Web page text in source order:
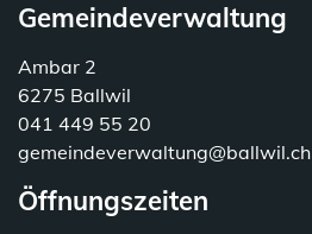
Gemeindeverwaltung
Ambar 2
6275 Ballwil
041 449 55 20
gemeindeverwaltung@ballwil.ch
Öffnungszeiten